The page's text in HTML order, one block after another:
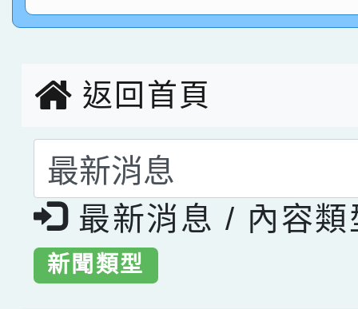
返回首頁
選擇後頁面內容會更
最新消息 / 內容類
新聞類型